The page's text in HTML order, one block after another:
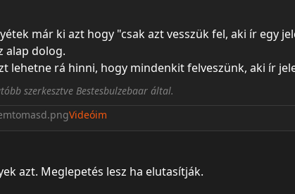
már ki azt hogy "csak azt vesszük fel, aki ír egy
alap dolog.
lehetne rá hinni, hogy mindenkit felveszünk, aki ír
szerkesztve Bestesbulzebaar által.
Videóim
azt. Meglepetés lesz ha elutasítják.